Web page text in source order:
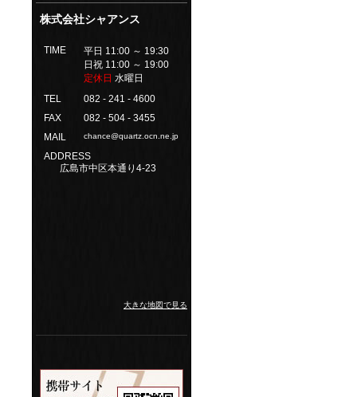
株式会社シャアンス
TIME
平日 11:00 ～ 19:30
日祝 11:00 ～ 19:00
定休日 水曜日
TEL
082 - 241 - 4600
FAX
082 - 504 - 3455
MAIL
chance@quartz.ocn.ne.jp
ADDRESS
広島市中区本通り4-23
大きな地図で見る